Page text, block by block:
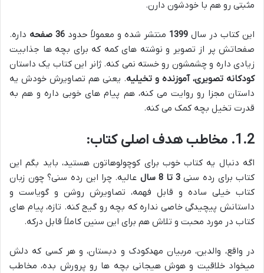
مثبتی رو هم با خودشون دارن.
این کتاب در سال 1399 منتشر شده و معمولاً حدود 36 صفحه
داره.
صفحاتش پر از تصویر و نوشته های کمه که برای بچه ها جذابیت
زیادی داره و چشمشون رو خسته نمی کنه. ژانر این کتاب یک داستان
کودکانه تصویری، آموزنده و تخیلیه. یعنی هم تصاویرش خودش یه
داستان مجزا رو روایت می کنه، هم پیام های خوبی داره و هم به
قدرت تخیل بچه کمک می کنه.
1.2. مخاطب هدف اصلی کتاب:
اگه دنبال یه کتاب خوب برای کوچولوهاتون هستید، باید بگم این
کتاب برای رده سنی 3 تا 8 سال
عالیه. چرا این رده سنی؟ چون زبان
کتاب خیلی ساده و قابل فهمه، تصاویرش روشن و گویاست و
داستانش پیچیدگی خاصی نداره که بچه رو گیج کنه. تازه، پیام های
کتاب در مورد محبت و تلاش هم برای این سنین کاملاً قابل درکه.
در واقع، والدین، مربیان مهدکودک و دبستان، و هر کسی که دلش
میخواد خلاقیت و هوش هیجانی بچه ها رو پرورش بده، مخاطب